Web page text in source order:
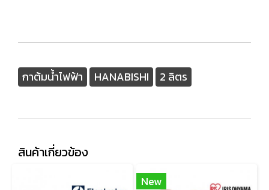
กาต้มน้ำไฟฟ้า HANABISHI 2 ลิตร
สินค้าเกี่ยวข้อง
New